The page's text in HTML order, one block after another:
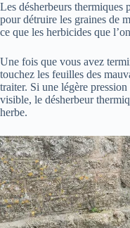
Les désherbeurs thermiques
pour détruire les graines de
ce que les herbicides que
Une fois que vous avez
touchez les feuilles des
traiter. Si une légère
visible, le désherbeur
herbe.